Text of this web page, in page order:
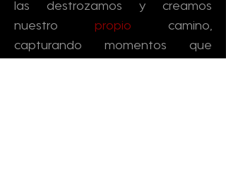
las destrozamos y creamos
nuestro propio camino,
capturando momentos que